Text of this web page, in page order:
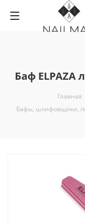
Баф ELPAZA
Главная
Бафы, шлифовщики,